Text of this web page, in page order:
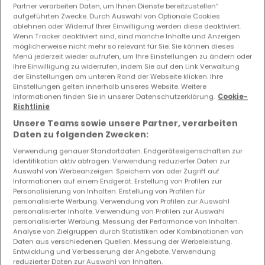
Vorschau auf neue Inserate und
Preissenkungen!
Richten Sie einen Alarm für diese Suche ein, um neue
Objekte und Preissenkungen direkt in Ihrem
Posteingang zu erhalten!
Suchauftrag
Bitte ändern Sie Ihre Suche und versuchen Sie
es erneut
Häuser kaufen in Steinfort - nach Typ
Partner verarbeiten Daten, um Ihnen Dienste bereitzustellen“
aufgeführten Zwecke. Durch Auswahl von Optionale Cookies
ablehnen oder Widerruf Ihrer Einwilligung werden diese deaktiviert.
Wenn Tracker deaktiviert sind, sind manche Inhalte und Anzeigen
möglicherweise nicht mehr so relevant für Sie. Sie können dieses
Menü jederzeit wieder aufrufen, um Ihre Einstellungen zu ändern oder
Ihre Einwilligung zu widerrufen, indem Sie auf den Link Verwaltung
der Einstellungen am unteren Rand der Webseite klicken. Ihre
Einstellungen gelten innerhalb unseres Website. Weitere
Informationen finden Sie in unserer Datenschutzerklärung. Cookie-
Richtlinie
Unsere Teams sowie unsere Partner, verarbeiten
Daten zu folgenden Zwecken:
Verwendung genauer Standortdaten. Endgeräteeigenschaften zur
Identifikation aktiv abfragen. Verwendung reduzierter Daten zur
Auswahl von Werbeanzeigen. Speichern von oder Zugriff auf
Informationen auf einem Endgerät. Erstellung von Profilen zur
Personalisierung von Inhalten. Erstellung von Profilen für
personalisierte Werbung. Verwendung von Profilen zur Auswahl
personalisierter Inhalte. Verwendung von Profilen zur Auswahl
personalisierter Werbung. Messung der Performance von Inhalten.
Analyse von Zielgruppen durch Statistiken oder Kombinationen von
Daten aus verschiedenen Quellen. Messung der Werbeleistung.
Entwicklung und Verbesserung der Angebote. Verwendung
reduzierter Daten zur Auswahl von Inhalten.